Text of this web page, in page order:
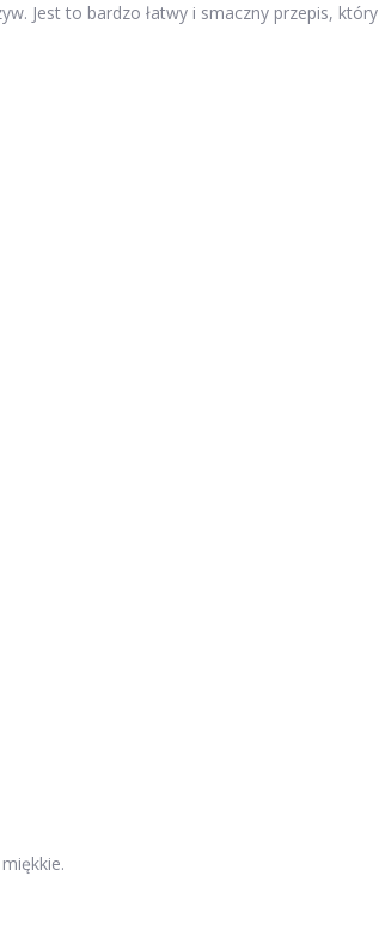
Jest to bardzo łatwy i smaczny przepis, który